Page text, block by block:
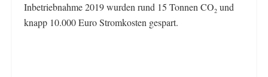
Inbetriebnahme 2019 wurden rund 15 Tonnen CO2 und
knapp 10.000 Euro Stromkosten gespart.